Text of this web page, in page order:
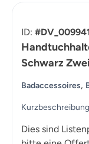
ID:
Schwarz
Badaccessoires,
Kurzbeschreibung
Dies sind